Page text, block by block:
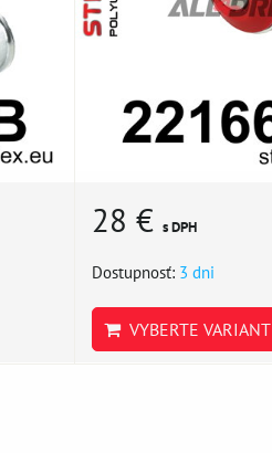
28 € s DPH
Dostupnosť: 3 dni
VYBERTE VARIANT